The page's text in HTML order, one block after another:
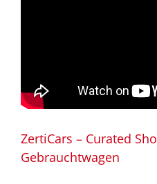
ZertiCars – Curated
Gebrauchtwagen